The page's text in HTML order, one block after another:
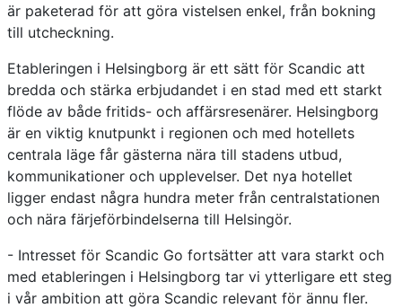
är paketerad för att göra vistelsen enkel, från bokning
till utcheckning.
Etableringen i Helsingborg är ett sätt för Scandic att
bredda och stärka erbjudandet i en stad med ett starkt
flöde av både fritids- och affärsresenärer. Helsingborg
är en viktig knutpunkt i regionen och med hotellets
centrala läge får gästerna nära till stadens utbud,
kommunikationer och upplevelser. Det nya hotellet
ligger endast några hundra meter från centralstationen
och nära färjeförbindelserna till Helsingör.
- Intresset för Scandic Go fortsätter att vara starkt och
med etableringen i Helsingborg tar vi ytterligare ett steg
i vår ambition att göra Scandic relevant för ännu fler.